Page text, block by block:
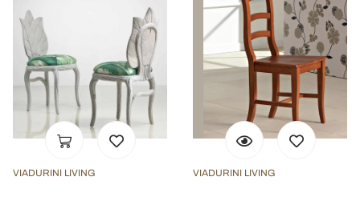
VIADURINI LIVING VIADURINI LIVING